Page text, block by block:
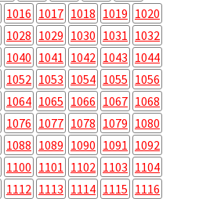
1016 1017 1018 1019 1020
1028 1029 1030 1031 1032
1040 1041 1042 1043 1044
1052 1053 1054 1055 1056
1064 1065 1066 1067 1068
1076 1077 1078 1079 1080
1088 1089 1090 1091 1092
1100 1101 1102 1103 1104
1112 1113 1114 1115 1116